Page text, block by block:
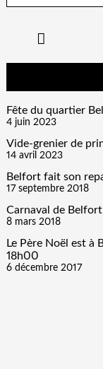
Fête du quartier
4 juin 2023
Vide-grenier de
14 avril 2023
Belfort fait son
17 septembre 2018
Carnaval de Belfort
8 mars 2018
Le Père Noël est à
18h00
6 décembre 2017